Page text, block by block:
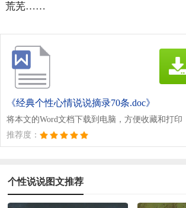
荒芜……
《经典个性心情说说摘录70条.doc》
将本文的Word文档下载到电脑，方便收藏和打印
推荐度：
个性说说图文推荐